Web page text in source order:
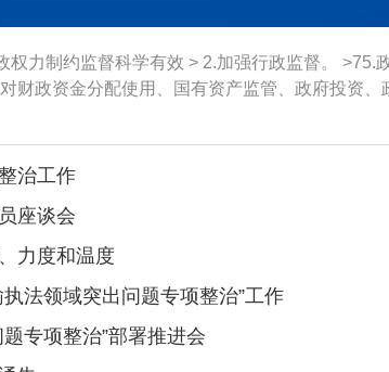
权力制约监督科学有效 > 2.加强行政监督。
>75.
财政资金分配使用、国有资产监管、政府投资
治工作
座谈会
力度和温度
法领域突出问题专项整治”工作
专项整治”部署推进会